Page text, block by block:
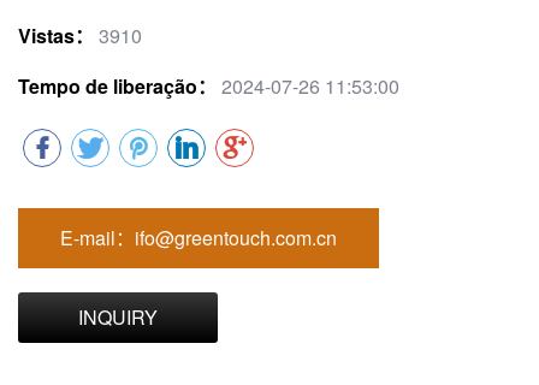
Vistas：
3910
Tempo de liberação：
2024-07-26 11:53:00
E-mail：ifo@greentouch.com.cn
INQUIRY